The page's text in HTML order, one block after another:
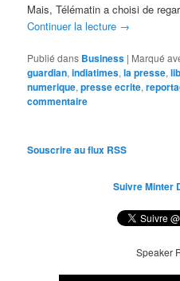
Mais, Télématin a choisi de
Continuer la lecture →
Publié dans Business | Marqué
guardian,indiatimes,la presse,
numerique,presse ecrite,
commentaire
Souscrire au flux RSS
Suivre Minter
Speaker